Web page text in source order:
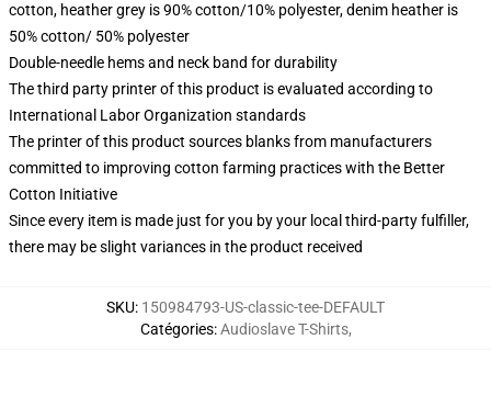
cotton, heather grey is 90% cotton/10% polyester, denim heather is
50% cotton/ 50% polyester
Double-needle hems and neck band for durability
The third party printer of this product is evaluated according to
International Labor Organization standards
The printer of this product sources blanks from manufacturers
committed to improving cotton farming practices with the Better
Cotton Initiative
Since every item is made just for you by your local third-party fulfiller,
there may be slight variances in the product received
SKU: 150984793-US-classic-tee-DEFAULT
Catégories:Audioslave T-Shirts,